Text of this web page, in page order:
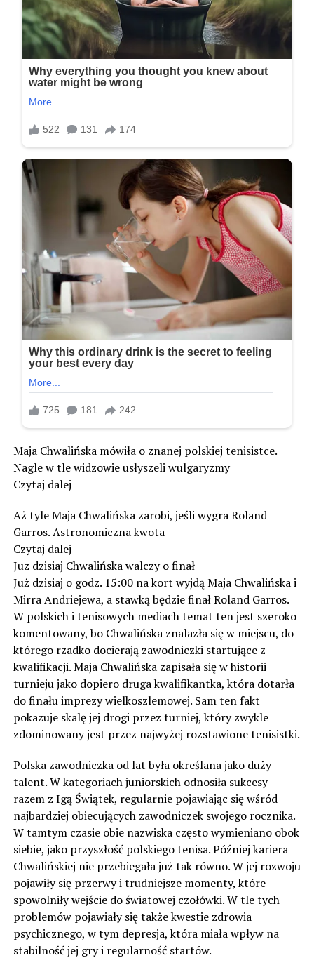
Maja Chwalińska mówiła o znanej polskiej tenisistce.
Nagle w tle widzowie usłyszeli wulgaryzmy
Czytaj dalej
Aż tyle Maja Chwalińska zarobi, jeśli wygra Roland
Garros. Astronomiczna kwota
Czytaj dalej
Juz dzisiaj Chwalińska walczy o finał
Już dzisiaj o godz. 15:00 na kort wyjdą Maja Chwalińska i
Mirra Andriejewa, a stawką będzie finał Roland Garros.
W polskich i tenisowych mediach temat ten jest szeroko
komentowany, bo Chwalińska znalazła się w miejscu, do
którego rzadko docierają zawodniczki startujące z
kwalifikacji. Maja Chwalińska zapisała się w historii
turnieju jako dopiero druga kwalifikantka, która dotarła
do finału imprezy wielkoszlemowej. Sam ten fakt
pokazuje skalę jej drogi przez turniej, który zwykle
zdominowany jest przez najwyżej rozstawione tenisistki.
Polska zawodniczka od lat była określana jako duży
talent. W kategoriach juniorskich odnosiła sukcesy
razem z Igą Świątek, regularnie pojawiając się wśród
najbardziej obiecujących zawodniczek swojego rocznika.
W tamtym czasie obie nazwiska często wymieniano obok
siebie, jako przyszłość polskiego tenisa. Później kariera
Chwalińskiej nie przebiegała już tak równo. W jej rozwoju
pojawiły się przerwy i trudniejsze momenty, które
spowolniły wejście do światowej czołówki. W tle tych
problemów pojawiały się także kwestie zdrowia
psychicznego, w tym depresja, która miała wpływ na
stabilność jej gry i regularność startów.